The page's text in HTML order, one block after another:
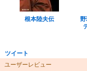
根本陸夫伝
ツイート
ユーザーレビュー